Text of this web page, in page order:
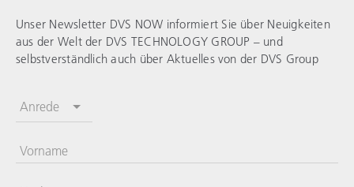
Unser Newsletter DVS NOW informiert Sie über Neuigkeiten
aus der Welt der DVS TECHNOLOGY GROUP – und
selbstverständlich auch über Aktuelles von der DVS Group
Anrede
Vorname